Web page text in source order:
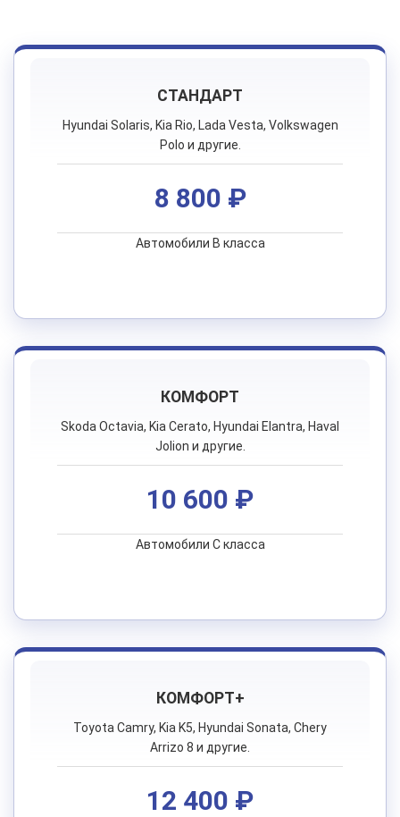
СТАНДАРТ
Hyundai Solaris, Kia Rio, Lada Vesta, Volkswagen
Polo и другие.
8 800 ₽
Автомобили B класса
КОМФОРТ
Skoda Octavia, Kia Cerato, Hyundai Elantra, Haval
Jolion и другие.
10 600 ₽
Автомобили C класса
КОМФОРТ+
Toyota Camry, Kia K5, Hyundai Sonata, Chery
Arrizo 8 и другие.
12 400 ₽